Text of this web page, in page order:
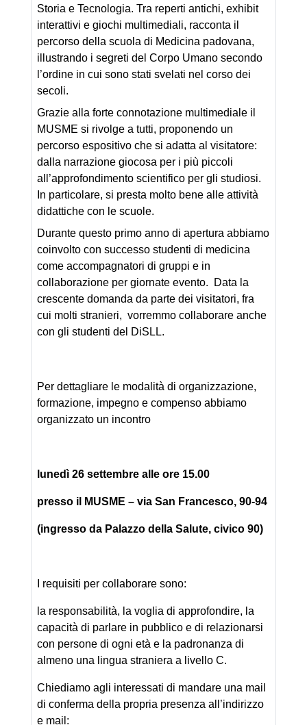
Storia e Tecnologia. Tra reperti antichi, exhibit
interattivi e giochi multimediali, racconta il
percorso della scuola di Medicina padovana,
illustrando i segreti del Corpo Umano secondo
l’ordine in cui sono stati svelati nel corso dei
secoli.
Grazie alla forte connotazione multimediale il
MUSME si rivolge a tutti, proponendo un
percorso espositivo che si adatta al visitatore:
dalla narrazione giocosa per i più piccoli
all’approfondimento scientifico per gli studiosi.
In particolare, si presta molto bene alle attività
didattiche con le scuole.
Durante questo primo anno di apertura abbiamo
coinvolto con successo studenti di medicina
come accompagnatori di gruppi e in
collaborazione per giornate evento. Data la
crescente domanda da parte dei visitatori, fra
cui molti stranieri, vorremmo collaborare anche
con gli studenti del DiSLL.
Per dettagliare le modalità di organizzazione,
formazione, impegno e compenso abbiamo
organizzato un incontro
lunedì 26 settembre alle ore 15.00
presso il MUSME – via San Francesco, 90-94
(ingresso da Palazzo della Salute, civico 90)
I requisiti per collaborare sono:
la responsabilità, la voglia di approfondire, la
capacità di parlare in pubblico e di relazionarsi
con persone di ogni età e la padronanza di
almeno una lingua straniera a livello C.
Chiediamo agli interessati di mandare una mail
di conferma della propria presenza all’indirizzo
e mail: